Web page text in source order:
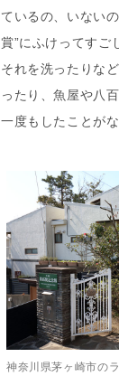
ているの、いない
賞”にふけってすご
それを洗ったりな
ったり、魚屋や八
一度もしたことが
神奈川県茅ヶ崎市の